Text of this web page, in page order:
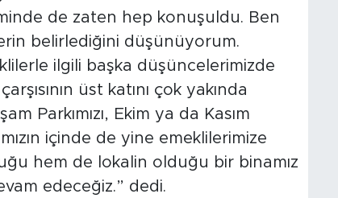
de zaten hep konuşuldu. Ben
belirlediğini düşünüyorum.
ilgili başka düşüncelerimizde
üst katını çok yakında
Parkımızı, Ekim ya da Kasım
içinde de yine emeklilerimize
hem de lokalin olduğu bir binamız
edeceğiz.” dedi.